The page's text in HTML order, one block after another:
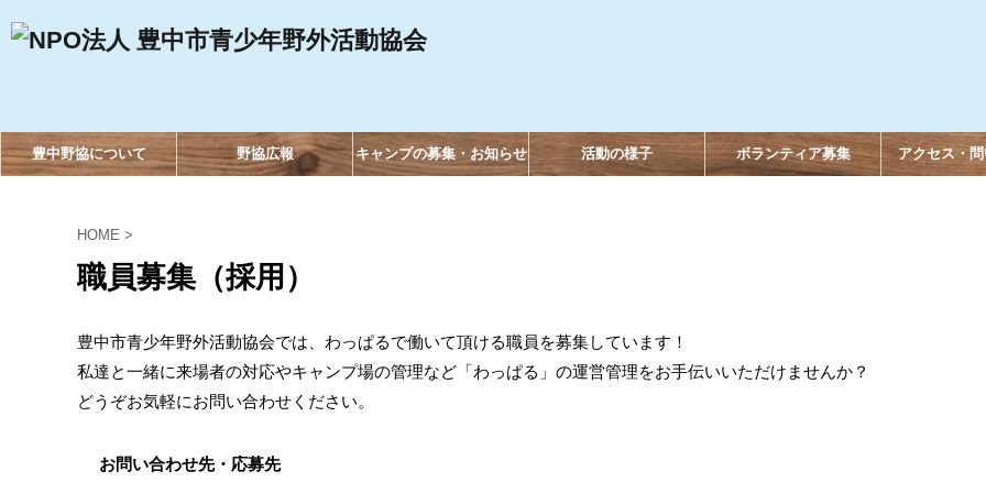
豊中野協について 野協広報 キャンプの募集・お知らせ 活動の様子 ボランティア募集 アクセス・
HOME >
職員募集（採用）
豊中市青少年野外活動協会では、わっぱるで働いて頂ける職員を募集しています！
私達と一緒に来場者の対応やキャンプ場の管理など「わっぱる」の運営管理をお手伝いいただけませんか？
どうぞお気軽にお問い合わせください。
お問い合わせ先・応募先